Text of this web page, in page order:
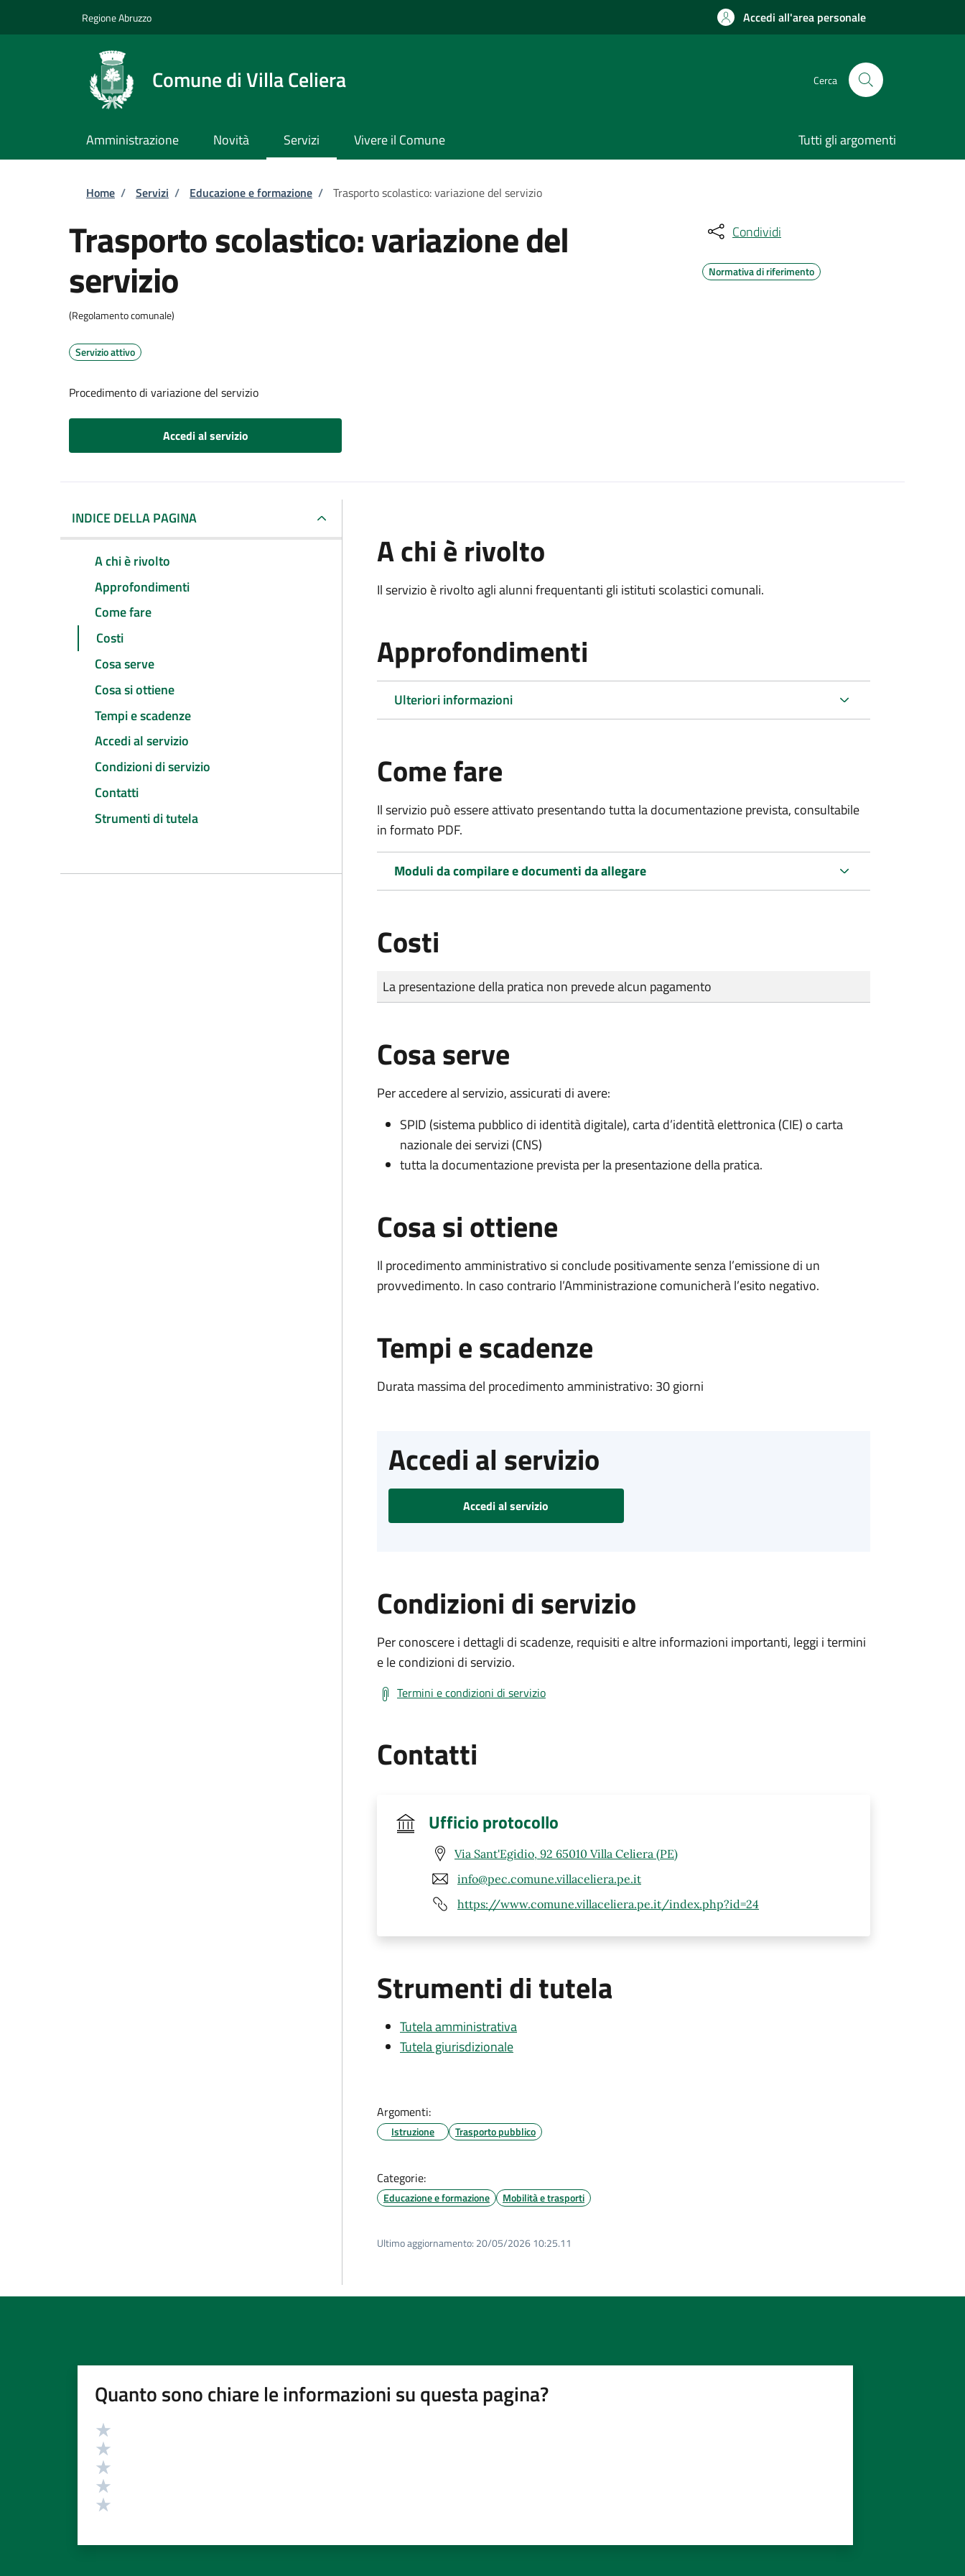
Regione Abruzzo Accedi all'area personale
Comune di Villa Celiera Cerca
Amministrazione Novità Servizi Vivere il Comune Tutti gli argomenti
Briciole di pane
Home / Servizi / Educazione e formazione / Trasporto scolastico: variazione del servizio
Trasporto scolastico: variazione del
servizio
(Regolamento comunale)
Servizio attivo
Procedimento di variazione del servizio
Accedi al servizio
Condividi
Normativa di riferimento
INDICE DELLA PAGINA
A chi è rivolto
Approfondimenti
Come fare
Costi
Cosa serve
Cosa si ottiene
Tempi e scadenze
Accedi al servizio
Condizioni di servizio
Contatti
Strumenti di tutela
A chi è rivolto
Il servizio è rivolto agli alunni frequentanti gli istituti scolastici comunali.
Approfondimenti
Ulteriori informazioni
Come fare
Il servizio può essere attivato presentando tutta la documentazione prevista, consultabile
in formato PDF.
Moduli da compilare e documenti da allegare
Costi
Tipo di pagamento
Importo
La presentazione della pratica non prevede alcun pagamento
Cosa serve
Per accedere al servizio, assicurati di avere:
SPID (sistema pubblico di identità digitale), carta d’identità elettronica (CIE) o carta
nazionale dei servizi (CNS)
tutta la documentazione prevista per la presentazione della pratica.
Cosa si ottiene
Il procedimento amministrativo si conclude positivamente senza l’emissione di un
provvedimento. In caso contrario l’Amministrazione comunicherà l’esito negativo.
Tempi e scadenze
Durata massima del procedimento amministrativo: 30 giorni
Accedi al servizio
Accedi al servizio
Condizioni di servizio
Per conoscere i dettagli di scadenze, requisiti e altre informazioni importanti, leggi i termini
e le condizioni di servizio.
Termini e condizioni di servizio
Contatti
Ufficio protocollo
Via Sant'Egidio, 92 65010 Villa Celiera (PE)
info@pec.comune.villaceliera.pe.it
https://www.comune.villaceliera.pe.it/index.php?id=24
Strumenti di tutela
Tutela amministrativa
Tutela giurisdizionale
Argomenti:
Istruzione Trasporto pubblico
Categorie:
Educazione e formazione Mobilità e trasporti
Ultimo aggiornamento: 20/05/2026 10:25.11
Quanto sono chiare le informazioni su questa pagina?
Valutazione